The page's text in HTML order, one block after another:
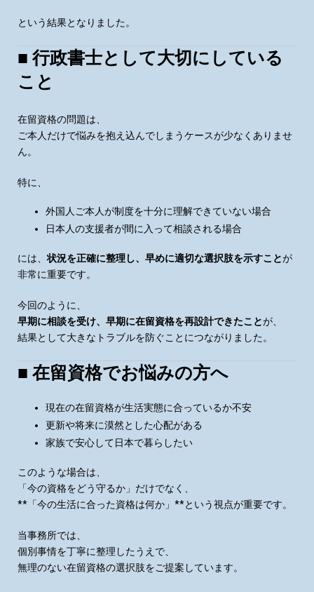
という結果となりました。
■ 行政書士として大切にしている
こと
在留資格の問題は、
ご本人だけで悩みを抱え込んでしまうケースが少なくありませ
ん。
特に、
外国人ご本人が制度を十分に理解できていない場合
日本人の支援者が間に入って相談される場合
には、状況を正確に整理し、早めに適切な選択肢を示すことが
非常に重要です。
今回のように、
早期に相談を受け、早期に在留資格を再設計できたことが、
結果として大きなトラブルを防ぐことにつながりました。
■ 在留資格でお悩みの方へ
現在の在留資格が生活実態に合っているか不安
更新や将来に漠然とした心配がある
家族で安心して日本で暮らしたい
このような場合は、
「今の資格をどう守るか」だけでなく、
**「今の生活に合った資格は何か」**という視点が重要です。
当事務所では、
個別事情を丁寧に整理したうえで、
無理のない在留資格の選択肢をご提案しています。